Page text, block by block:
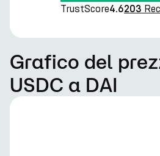
TrustScore4.6203
Grafico del
USDC a DAI